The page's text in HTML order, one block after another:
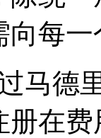
每
马德
册在